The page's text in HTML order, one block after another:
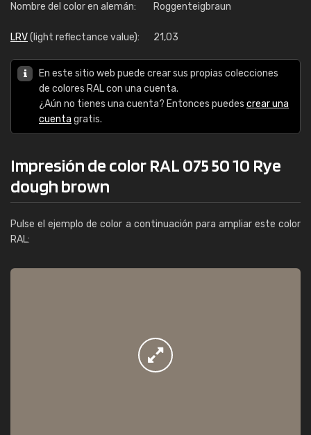
Nombre del color en alemán:
Roggenteigbraun
LRV(light reflectance value): 21,03
En este sitio web puede crear sus propias colecciones
de colores RAL con una cuenta.
¿Aún no tienes una cuenta? Entonces puedes crear una
cuenta gratis.
Impresión de color RAL 075 50 10 Rye
dough brown
Pulse el ejemplo de color a continuación para ampliar este color
RAL: